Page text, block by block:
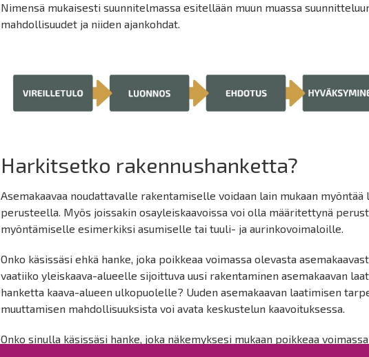
Nimensä mukaisesti suunnitelmassa esitellään muun muassa
mahdollisuudet ja niiden ajankohdat.
Harkitsetko rakennushanketta?
Asemakaavaa noudattavalle rakentamiselle voidaan lain mukaan myöntää
perusteella. Myös joissakin osayleiskaavoissa voi olla määritettynä
myöntämiselle esimerkiksi asumiselle tai tuuli- ja aurinkovoimaloille.
Onko käsissäsi ehkä hanke, joka poikkeaa voimassa olevasta
vaatiiko yleiskaava-alueelle sijoittuva uusi rakentaminen asemakaavan
hanketta kaava-alueen ulkopuolelle? Uuden asemakaavan laatimisen
muuttamisen mahdollisuuksista voi avata keskustelun kaavoituksessa.
Onko sinulla käsissäsi hanke, joka näkemyksesi mukaan poikkeaa